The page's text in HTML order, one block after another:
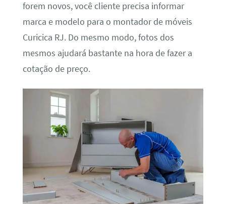
forem novos, você cliente precisa informar
marca e modelo para o montador de móveis
Curicica RJ. Do mesmo modo, fotos dos
mesmos ajudará bastante na hora de fazer a
cotação de preço.